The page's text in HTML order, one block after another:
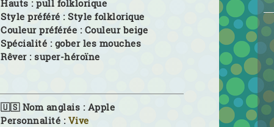
Hauts :pull folklorique
Style préféré :Style folklorique
Couleur préférée : Couleur beige
Spécialité : gober les mouches
Rêver : super-héroïne
🇺🇸 Nom anglais : Apple
Personnalité : Vive